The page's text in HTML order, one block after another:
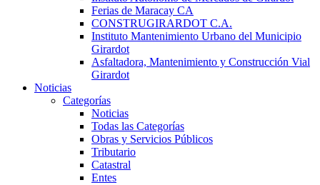
Ferias de Maracay CA
CONSTRUGIRARDOT C.A.
Instituto Mantenimiento Urbano del Municipio
Girardot
Asfaltadora, Mantenimiento y Construcción Vial
Girardot
Noticias
Categorías
Noticias
Todas las Categorías
Obras y Servicios Públicos
Tributario
Catastral
Entes